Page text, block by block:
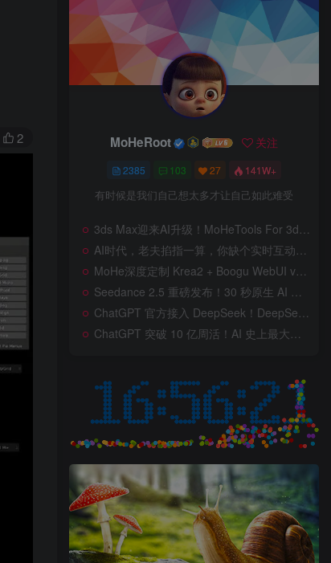
2 MoHeRoot 关注
2385 103 27 141W+
有时候是我们自己想太多才让自己如此难受
3ds Max迎来AI升级！MoHeTools For 3ds Max 2012 ~ 2026 智能工具箱插件发布，支持AI 3D建模、文生图、图生图、效果图生成，全面提升室内设计效率
AI时代，老夫掐指一算，你缺个实时互动的 AI 赛博女友！无需 API、完全免费、实时语音互动，零延迟打造专属 AI 数字女友，附本地部署教程！
MoHe深度定制 Krea2 + Boogu WebUI v2.0 重磅发布！专为 AI 室内设计师打造，一键切换定制工作流，彻底告别 ComfyUI 复杂节点，一键生图！
Seedance 2.5 重磅发布！30 秒原生 AI 视频、50 个多模态参考、原位编辑全上线，告别抽卡盲盒，AI 视频正式进入导演时代！
ChatGPT 官方接入 DeepSeek！DeepSeek V4 Flash 0731 重磅开源发布！AI 编程能力全面升级，支持识图、支持 Responses API，本地部署全攻略！
ChatGPT 突破 10 亿周活！AI 史上最大用户奇迹背后，OpenAI 正面对一场百亿美元级商业挑战